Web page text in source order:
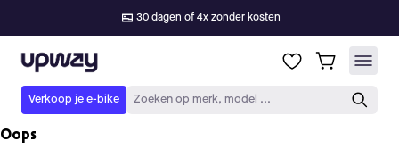
30 dagen of 4x zonder kosten
Upway
Verkoop je e-bike Zoeken op merk, model ...
Oops